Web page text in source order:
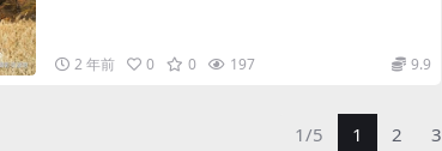
2 年前 0 0 197 9.9
1/5 1 2 3